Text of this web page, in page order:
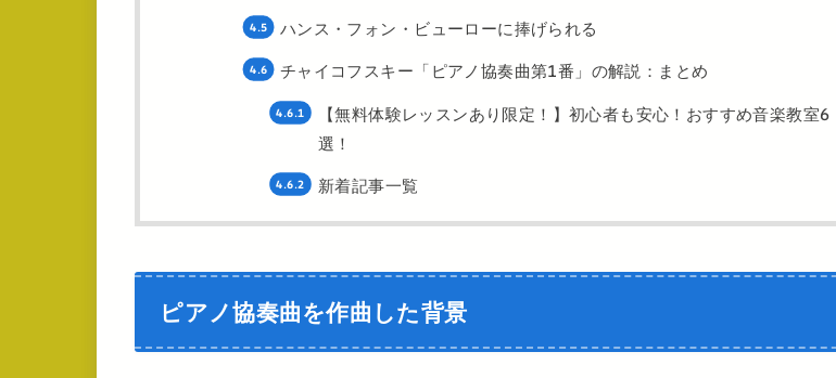
ハンス・フォン・ビューローに捧げられる
チャイコフスキー「ピアノ協奏曲第1番」の解説：まとめ
【無料体験レッスンあり限定！】初心者も安心！おすすめ音楽教室6
選！
新着記事一覧
ピアノ協奏曲を作曲した背景